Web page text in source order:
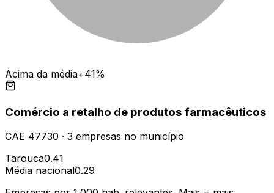
Acima da média+41%
Comércio a retalho de produtos farmacêuticos
CAE 47730 · 3 empresas no município
Tarouca0.41
Média nacional0.29